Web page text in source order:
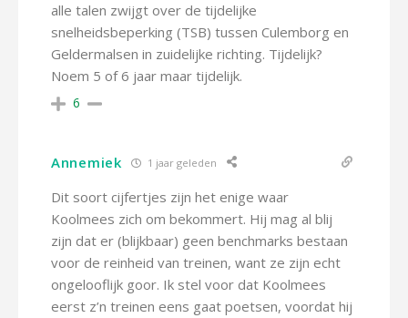
alle talen zwijgt over de tijdelijke
snelheidsbeperking (TSB) tussen Culemborg en
Geldermalsen in zuidelijke richting. Tijdelijk?
Noem 5 of 6 jaar maar tijdelijk.
6
Annemiek 1 jaar geleden
Dit soort cijfertjes zijn het enige waar
Koolmees zich om bekommert. Hij mag al blij
zijn dat er (blijkbaar) geen benchmarks bestaan
voor de reinheid van treinen, want ze zijn echt
ongelooflijk goor. Ik stel voor dat Koolmees
eerst z’n treinen eens gaat poetsen, voordat hij